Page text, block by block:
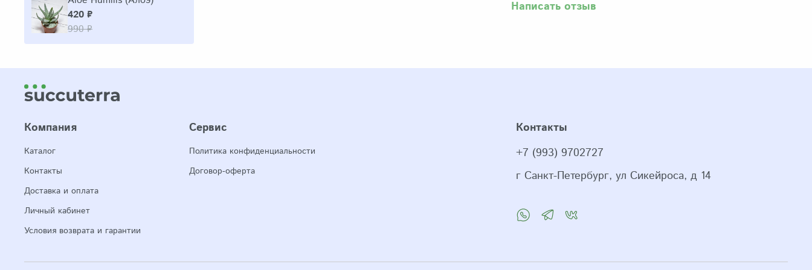
Написать отзыв
420 ₽
990 ₽
Компания
Каталог
Контакты
Доставка и оплата
Личный кабинет
Условия возврата и гарантии
Сервис
Политика конфиденциальности
Договор-оферта
Контакты
+7 (993) 9702727
г Санкт-Петербург, ул Сикейроса, д 14